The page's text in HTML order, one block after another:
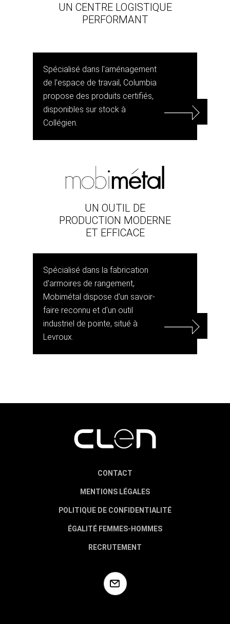
UN CENTRE LOGISTIQUE
PERFORMANT
Spécialisé dans l'aménagement
de l'espace de travail, Columbia
propose des produits certifiés,
disponibles sur stock à
Collégien.
UN OUTIL DE
PRODUCTION MODERNE
ET EFFICACE
Spécialisé dans la fabrication
d'armoires de rangement,
Mobimétal dispose d'un savoir-
faire reconnu et d'un outil
industriel de pointe, situé à
Levroux.
CONTACT
MENTIONS LÉGALES
POLITIQUE DE CONFIDENTIALITÉ
ÉGALITÉ FEMMES-HOMMES
RECRUTEMENT